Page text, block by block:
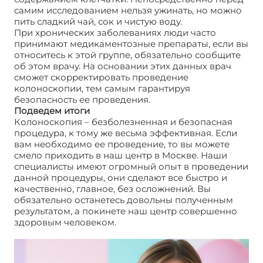
самим исследованием нельзя ужинать, но можно
пить сладкий чай, сок и чистую воду.
При хронических заболеваниях люди часто
принимают медикаментозные препараты, если вы
относитесь к этой группе, обязательно сообщите
об этом врачу. На основании этих данных врач
сможет скорректировать проведение
колоноскопии, тем самым гарантируя
безопасность ее проведения.
Подведем итоги
Колоноскопия – безболезненная и безопасная
процедура, к тому же весьма эффективная. Если
вам необходимо ее проведение, то вы можете
смело приходить в наш центр в Москве. Наши
специалисты имеют огромный опыт в проведении
данной процедуры, они сделают все быстро и
качественно, главное, без осложнений. Вы
обязательно останетесь довольны полученным
результатом, а покинете наш центр совершенно
здоровым человеком.